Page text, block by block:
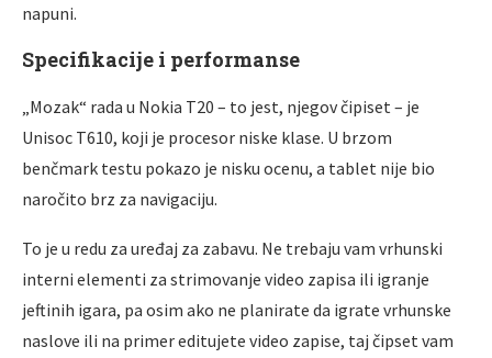
napuni.
Specifikacije i performanse
„Mozak“ rada u Nokia T20 – to jest, njegov čipiset – je
Unisoc T610, koji je procesor niske klase. U brzom
benčmark testu pokazo je nisku ocenu, a tablet nije bio
naročito brz za navigaciju.
To je u redu za uređaj za zabavu. Ne trebaju vam vrhunski
interni elementi za strimovanje video zapisa ili igranje
jeftinih igara, pa osim ako ne planirate da igrate vrhunske
naslove ili na primer editujete video zapise, taj čipset vam